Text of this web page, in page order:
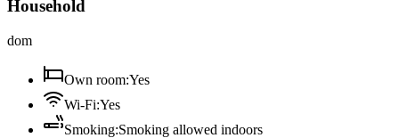
Household
dom
Own room:Yes
Wi-Fi:Yes
Smoking:Smoking allowed indoors